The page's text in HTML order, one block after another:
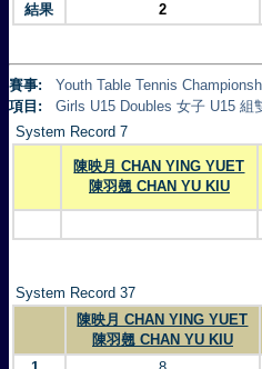
結果
2
賽事:
Youth Table Tennis
項目:
Girls U15 Doubles 女子 U15 組
System Record 7
陳映月 CHAN YING YUET
陳羽翹 CHAN YU KIU
System Record 37
陳映月 CHAN YING YUET
陳羽翹 CHAN YU KIU